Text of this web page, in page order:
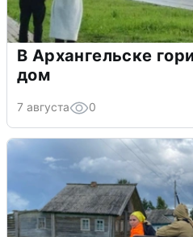
В Архангельске
дом
7 августа 0